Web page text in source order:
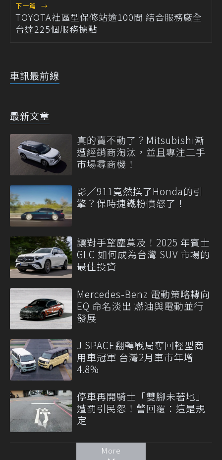
下一篇 →
TOYOTA社區型保修站逾100間 結合服務廠全
台達225個服務據點
車訊最前線
最新文章
真的賣不動了？Mitsubishi漸
遭經銷商淘汰，並且專注二手
市場尋商機！
影／911竟然換了Honda的引
擎？保時捷鐵粉憤怒了！
讓對手望塵莫及！2025 年賓士
GLC 如何成為台灣 SUV 市場的
最佳投資
Mercedes-Benz 電動策略轉向
EQ 命名淡出 燃油與電動並行
發展
J SPACE翻轉戰局奪回輕型商
用車冠軍 台灣2月車市年增
4.8%
停車再開騎士「雙腳未著地」
遭罰引民怨！警回覆：這是規
定
More